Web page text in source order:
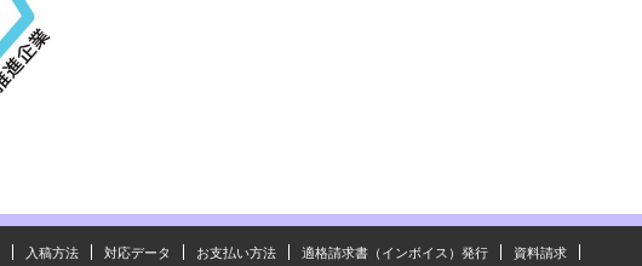
入稿方法 対応データ お支払い方法 適格請求書（インボイス）発行
資料請求